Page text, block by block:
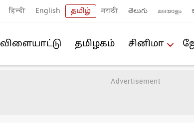
हिन्दी English தமிழ் मराठी తెలుగు മലയാളം
விளையா‌ட்டு த‌மிழக‌ம் சினிமா